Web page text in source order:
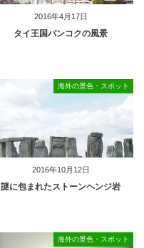
2016年4月17日
タイ王国バンコクの風景
2016年10月12日
海外の景色・スポット
謎に包まれたストーンヘンジ岩
海外の景色・スポット